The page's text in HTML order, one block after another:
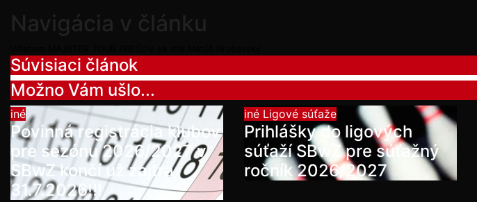
Navigácia v článku
Súvisiaci článok
Možno Vám ušlo...
iné
Povinná registrácia klubov
pre sezónu 2026/2027 v
SBwZ končí už zajtra
31.7.2026!!!
iné Ligové súťaže
Prihlášky do ligových
súťaží SBwZ pre súťažný
ročník 2026/2027